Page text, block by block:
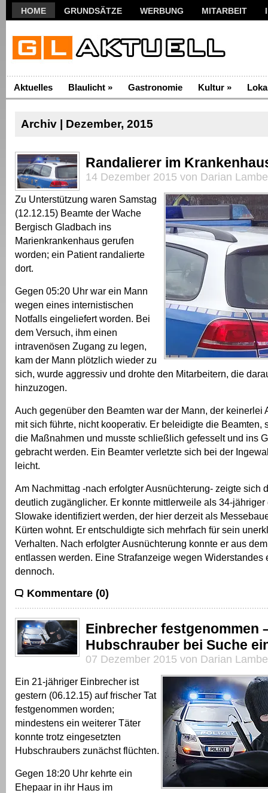
HOME GRUNDSÄTZE WERBUNG MITARBEIT
Aktuelles Blaulicht » Gastronomie Kultur »
Archiv | Dezember, 2015
Randalierer im
14 Dezember 2015 von Darian
Zu Unterstützung waren Samstag
(12.12.15) Beamte der Wache
Bergisch Gladbach ins
Marienkrankenhaus gerufen
worden; ein Patient randalierte
dort.
Gegen 05:20 Uhr war ein Mann
wegen eines internistischen
Notfalls eingeliefert worden. Bei
dem Versuch, ihm einen
intravenösen Zugang zu legen,
kam der Mann plötzlich wieder zu
sich, wurde aggressiv und drohte den Mitarbeitern, die
hinzuzogen.
Auch gegenüber den Beamten war der Mann, der keinerlei
mit sich führte, nicht kooperativ. Er beleidigte die Beamten,
die Maßnahmen und musste schließlich gefesselt und ins
gebracht werden. Ein Beamter verletzte sich bei der
leicht.
Am Nachmittag -nach erfolgter Ausnüchterung- zeigte sich
deutlich zugänglicher. Er konnte mittlerweile als 34-jähriger
Slowake identifiziert werden, der hier derzeit als
Kürten wohnt. Er entschuldigte sich mehrfach für sein
Verhalten. Nach erfolgter Ausnüchterung konnte er aus
entlassen werden. Eine Strafanzeige wegen Widerstandes
dennoch.
Kommentare (0)
Einbrecher festgenommen
Hubschrauber bei Suche
07 Dezember 2015 von Darian
Ein 21-jähriger Einbrecher ist
gestern (06.12.15) auf frischer Tat
festgenommen worden;
mindestens ein weiterer Täter
konnte trotz eingesetzten
Hubschraubers zunächst flüchten.
Gegen 18:20 Uhr kehrte ein
Ehepaar in ihr Haus im